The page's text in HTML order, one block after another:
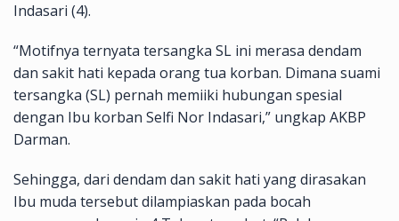
Indasari (4).
“Motifnya ternyata tersangka SL ini merasa dendam
dan sakit hati kepada orang tua korban. Dimana suami
tersangka (SL) pernah memiiki hubungan spesial
dengan Ibu korban Selfi Nor Indasari,” ungkap AKBP
Darman.
Sehingga, dari dendam dan sakit hati yang dirasakan
Ibu muda tersebut dilampiaskan pada bocah